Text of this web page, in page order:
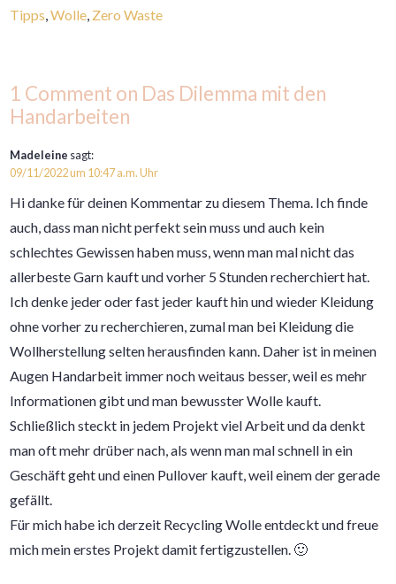
Tipps,Wolle, Zero Waste
1 Comment on Das Dilemma mit den
Handarbeiten
Madeleine sagt:
09/11/2022 um 10:47 a.m. Uhr
Hi danke für deinen Kommentar zu diesem Thema. Ich finde
auch, dass man nicht perfekt sein muss und auch kein
schlechtes Gewissen haben muss, wenn man mal nicht das
allerbeste Garn kauft und vorher 5 Stunden recherchiert hat.
Ich denke jeder oder fast jeder kauft hin und wieder Kleidung
ohne vorher zu recherchieren, zumal man bei Kleidung die
Wollherstellung selten herausfinden kann. Daher ist in meinen
Augen Handarbeit immer noch weitaus besser, weil es mehr
Informationen gibt und man bewusster Wolle kauft.
Schließlich steckt in jedem Projekt viel Arbeit und da denkt
man oft mehr drüber nach, als wenn man mal schnell in ein
Geschäft geht und einen Pullover kauft, weil einem der gerade
gefällt.
Für mich habe ich derzeit Recycling Wolle entdeckt und freue
mich mein erstes Projekt damit fertigzustellen. 🙂